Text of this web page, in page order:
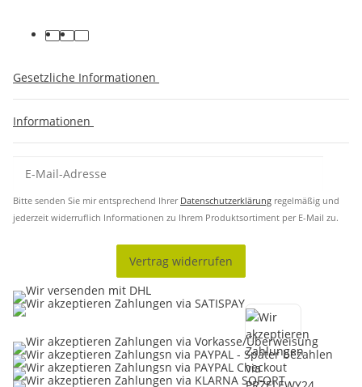
Gesetzliche Informationen
Informationen
Bitte senden Sie mir entsprechend Ihrer Datenschutzerklärung regelmäßig und
jederzeit widerruflich Informationen zu Ihrem Produktsortiment per E-Mail zu.
Vertrag widerrufen